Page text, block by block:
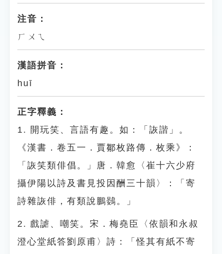
注音：
ㄏㄨㄟ
漢語拼音：
huī
正字釋義：
1. 開玩笑、言語有趣。如：「詼諧」。
《漢書．卷五一．賈鄒枚路傳．枚乘》：
「詼笑類俳倡。」唐．韓愈〈崔十六少府
攝伊陽以詩及書見投因酬三十韻〉：「寄
詩雜詼俳，有類說鵬鷃。」
2. 戲謔、嘲笑。宋．梅堯臣〈依韻和永叔
澄心堂紙答劉原甫〉詩：「怪其有紙不寄